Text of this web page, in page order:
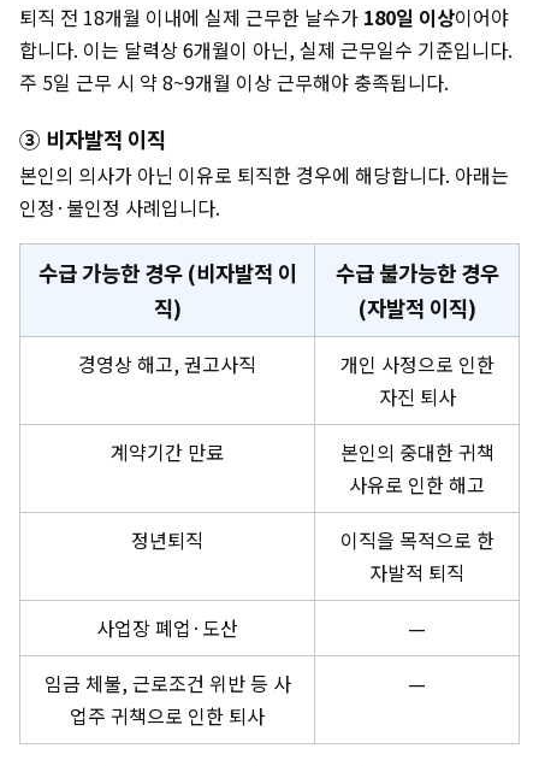
퇴직 전 18개월 이내에 실제 근무한 날수가 180일 이상이어야
합니다. 이는 달력상 6개월이 아닌, 실제 근무일수 기준입니다.
주 5일 근무 시 약 8~9개월 이상 근무해야 충족됩니다.
③ 비자발적 이직
본인의 의사가 아닌 이유로 퇴직한 경우에 해당합니다. 아래는
인정·불인정 사례입니다.
수급 가능한 경우 (비자발적 이
직)
수급 불가능한 경우
(자발적 이직)
경영상 해고, 권고사직
개인 사정으로 인한
자진 퇴사
계약기간 만료
본인의 중대한 귀책
사유로 인한 해고
정년퇴직
이직을 목적으로 한
자발적 퇴직
사업장 폐업·도산
—
임금 체불, 근로조건 위반 등 사
업주 귀책으로 인한 퇴사
—